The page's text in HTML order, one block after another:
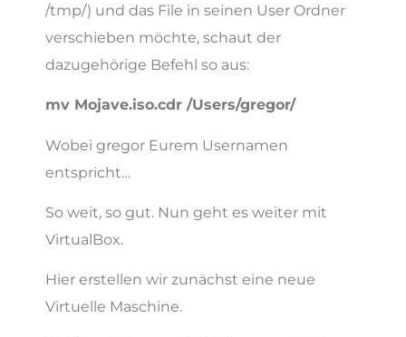
/tmp/) und das File in seinen User Ordner
verschieben möchte, schaut der
dazugehörige Befehl so aus:
mv Mojave.iso.cdr /Users/gregor/
Wobei gregor Eurem Usernamen
entspricht…
So weit, so gut. Nun geht es weiter mit
VirtualBox.
Hier erstellen wir zunächst eine neue
Virtuelle Maschine.